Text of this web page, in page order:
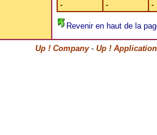
- - -
Revenir en haut de la
Up ! Company- Up !